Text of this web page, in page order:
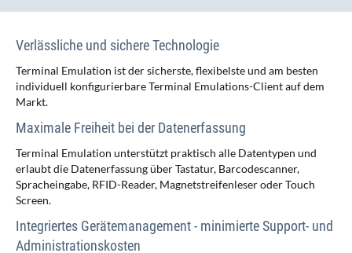
Verlässliche und sichere Technologie
Terminal Emulation ist der sicherste, flexibelste und am besten
individuell konfigurierbare Terminal Emulations-Client auf dem
Markt.
Maximale Freiheit bei der Datenerfassung
Terminal Emulation unterstützt praktisch alle Datentypen und
erlaubt die Datenerfassung über Tastatur, Barcodescanner,
Spracheingabe, RFID-Reader, Magnetstreifenleser oder Touch
Screen.
Integriertes Gerätemanagement - minimierte Support- und
Administrationskosten